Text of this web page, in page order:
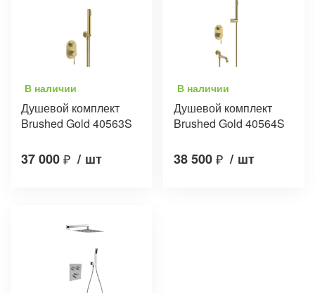
В наличии
Душевой комплект
Brushed Gold 40563S
37 000₽ / шт
В наличии
Душевой комплект
Brushed Gold 40564S
38 500₽ / шт